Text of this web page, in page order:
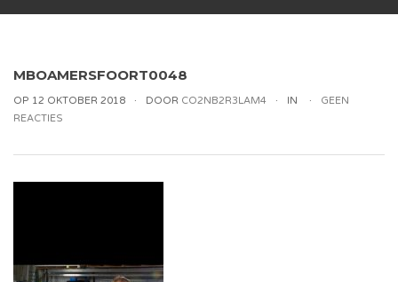
MBOAMERSFOORT0048
OP 12 OKTOBER 2018 DOOR CO2NB2R3LAM4 IN
GEEN
REACTIES